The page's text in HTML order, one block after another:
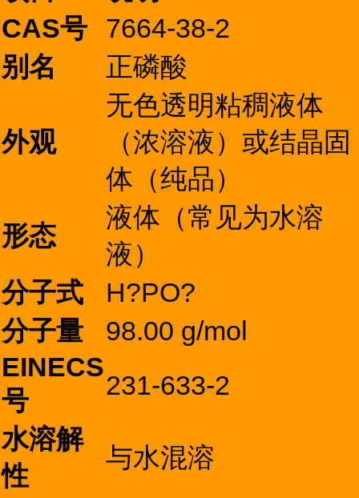
CAS号
7664-38-2
别名
正磷酸
外观
无色透明粘稠液体
（浓溶液）或结晶固
体（纯品）
形态
液体（常见为水溶
液）
分子式
H?PO?
分子量
98.00 g/mol
EINECS
号
231-633-2
水溶解
性
与水混溶